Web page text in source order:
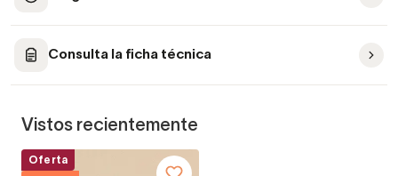
Consulta la ficha técnica
Vistos recientemente
Oferta